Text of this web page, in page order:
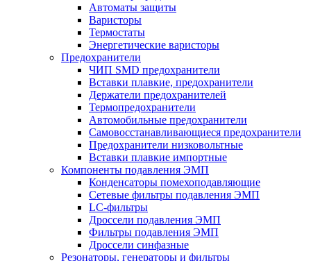
Автоматы защиты
Варисторы
Термостаты
Энергетические варисторы
Предохранители
ЧИП SMD предохранители
Вставки плавкие, предохранители
Держатели предохранителей
Термопредохранители
Автомобильные предохранители
Самовосстанавливающиеся предохранители
Предохранители низковольтные
Вставки плавкие импортные
Компоненты подавления ЭМП
Конденсаторы помехоподавляющие
Сетевые фильтры подавления ЭМП
LC-фильтры
Дроссели подавления ЭМП
Фильтры подавления ЭМП
Дроссели синфазные
Резонаторы, генераторы и фильтры